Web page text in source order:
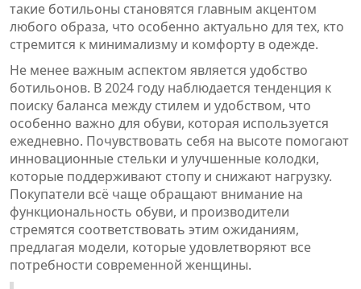
такие ботильоны становятся главным акцентом
любого образа, что особенно актуально для тех, кто
стремится к минимализму и комфорту в одежде.
Не менее важным аспектом является удобство
ботильонов. В 2024 году наблюдается тенденция к
поиску баланса между стилем и удобством, что
особенно важно для обуви, которая используется
ежедневно. Почувствовать себя на высоте помогают
инновационные стельки и улучшенные колодки,
которые поддерживают стопу и снижают нагрузку.
Покупатели всё чаще обращают внимание на
функциональность обуви, и производители
стремятся соответствовать этим ожиданиям,
предлагая модели, которые удовлетворяют все
потребности современной женщины.